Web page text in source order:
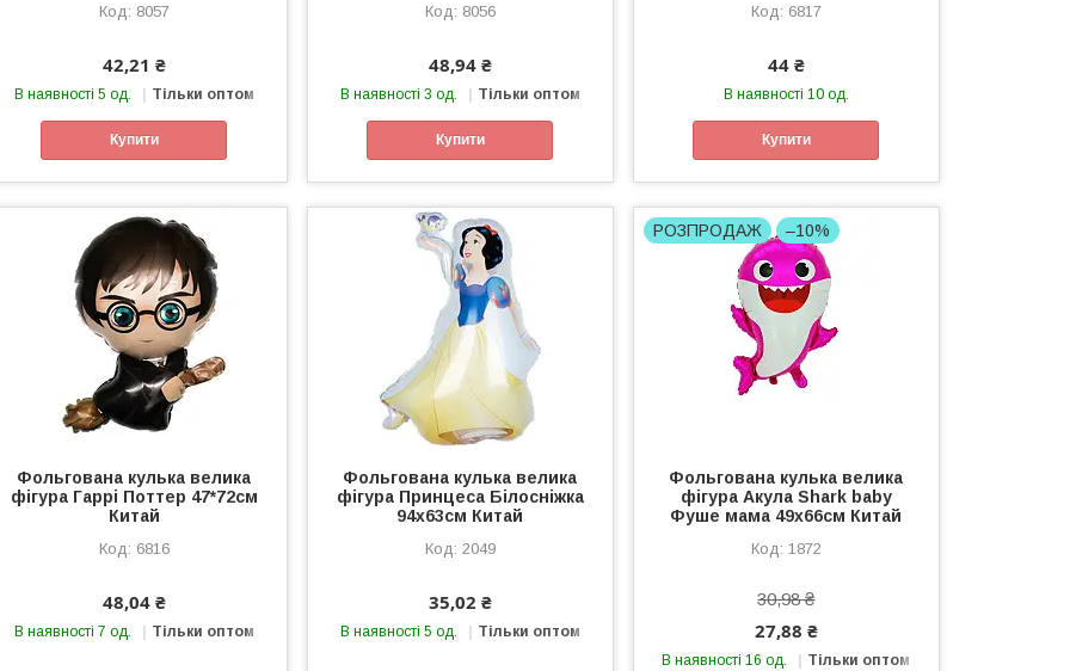
8057
42,21 ₴
В наявності 5 од. Тільки оптом
Купити
8056
48,94 ₴
В наявності 3 од. Тільки оптом
Купити
6817
44 ₴
В наявності 10 од.
Купити
Фольгована кулька велика
фігура Гаррі Поттер 47*72см
Китай
6816
48,04 ₴
В наявності 7 од. Тільки оптом
Фольгована кулька велика
фігура Принцеса Білосніжка
94х63см Китай
2049
35,02 ₴
В наявності 5 од. Тільки оптом
РОЗПРОДАЖ –10%
Фольгована кулька велика
фігура Акула Shark baby
Фуше мама 49х66см Китай
1872
30,98 ₴
27,88 ₴
В наявності 16 од. Тільки оптом